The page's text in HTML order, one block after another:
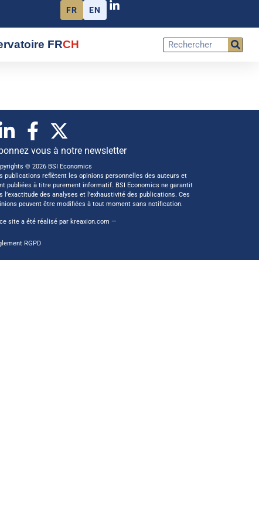
FR EN
FRCH
vous à notre newsletter
© 2026 BSI Economics
publications reflètent les opinions personnelles des auteurs et
publiées à titre purement informatif. BSI Economics ne garantit
l’exactitude des analyses et l’exhaustivité des publications. Ces
peuvent être modifiées à tout moment sans notification.
site a été réalisé par kreaxion.com —
RGPD